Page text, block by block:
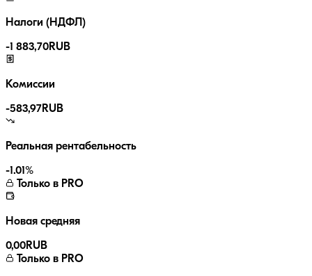
Налоги (НДФЛ)
-1 883,70RUB
Комиссии
-583,97RUB
Реальная рентабельность
-1.01%
Только в PRO
Новая средняя
0,00RUB
Только в PRO